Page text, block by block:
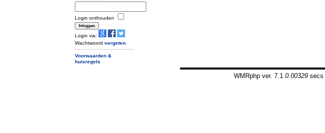
Login onthouden
Login via:
Wachtwoord vergeten
Voorwaarden &
huisregels
WMRphp ver. 7.1 0.00329secs